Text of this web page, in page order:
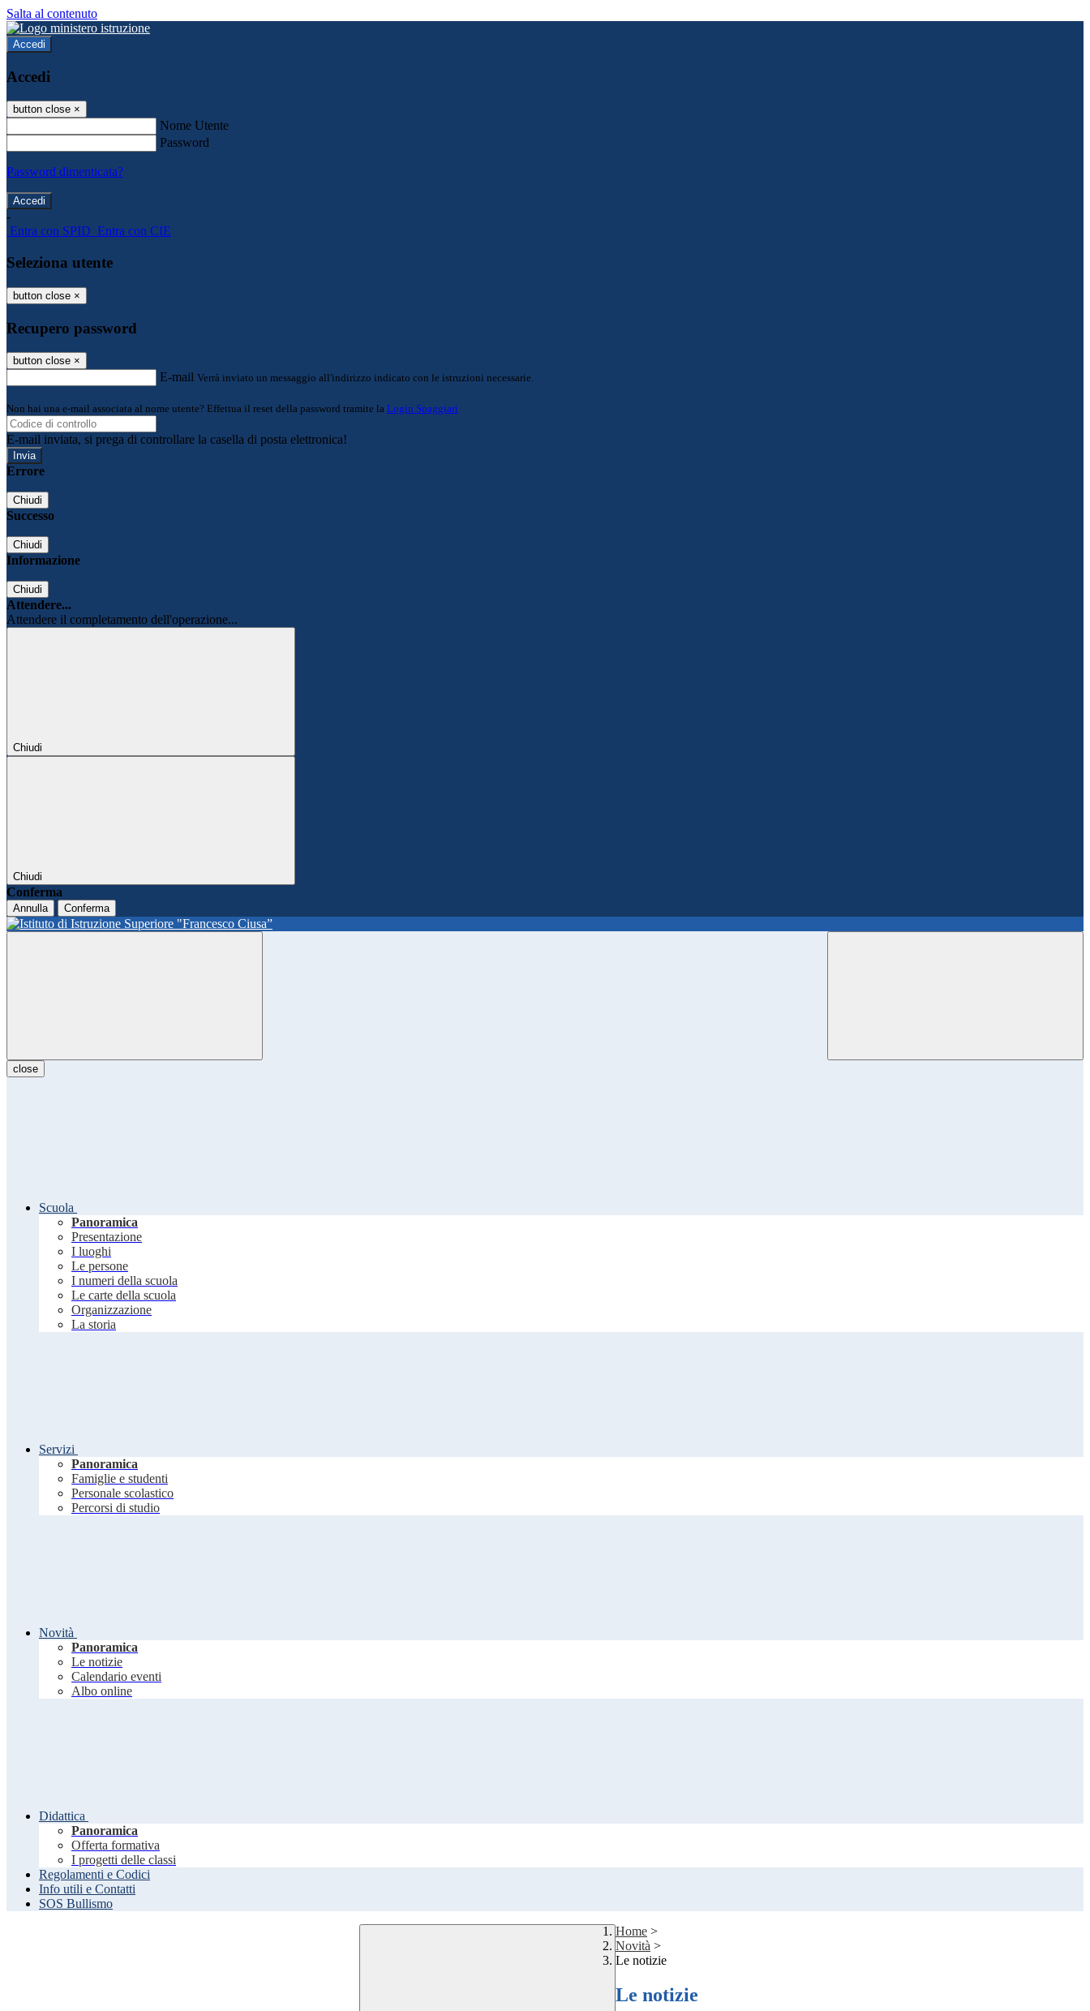
Salta al contenuto
Accedi
Accedi
button close ×
Nome Utente
Password
Password dimenticata?
-
Entra con SPID Entra con CIE
Seleziona utente
button close ×
Recupero password
button close ×
E-mail Verrà inviato un messaggio all'indirizzo indicato con le istruzioni necessarie.
Non hai una e-mail associata al nome utente? Effettua il reset della password tramite la Login Spaggiari
E-mail inviata, si prega di controllare la casella di posta elettronica!
Errore
Chiudi
Successo
Chiudi
Informazione
Chiudi
Attendere...
Attendere il completamento dell'operazione...
Chiudi
Chiudi
Conferma
Annulla Conferma
close
Scuola
Panoramica
Presentazione
I luoghi
Le persone
I numeri della scuola
Le carte della scuola
Organizzazione
La storia
Servizi
Panoramica
Famiglie e studenti
Personale scolastico
Percorsi di studio
Novità
Panoramica
Le notizie
Calendario eventi
Albo online
Didattica
Panoramica
Offerta formativa
I progetti delle classi
Regolamenti e Codici
Info utili e Contatti
SOS Bullismo
Home >
Novità >
Le notizie
Le notizie